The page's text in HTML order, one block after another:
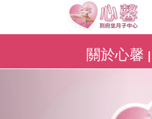
關於心馨